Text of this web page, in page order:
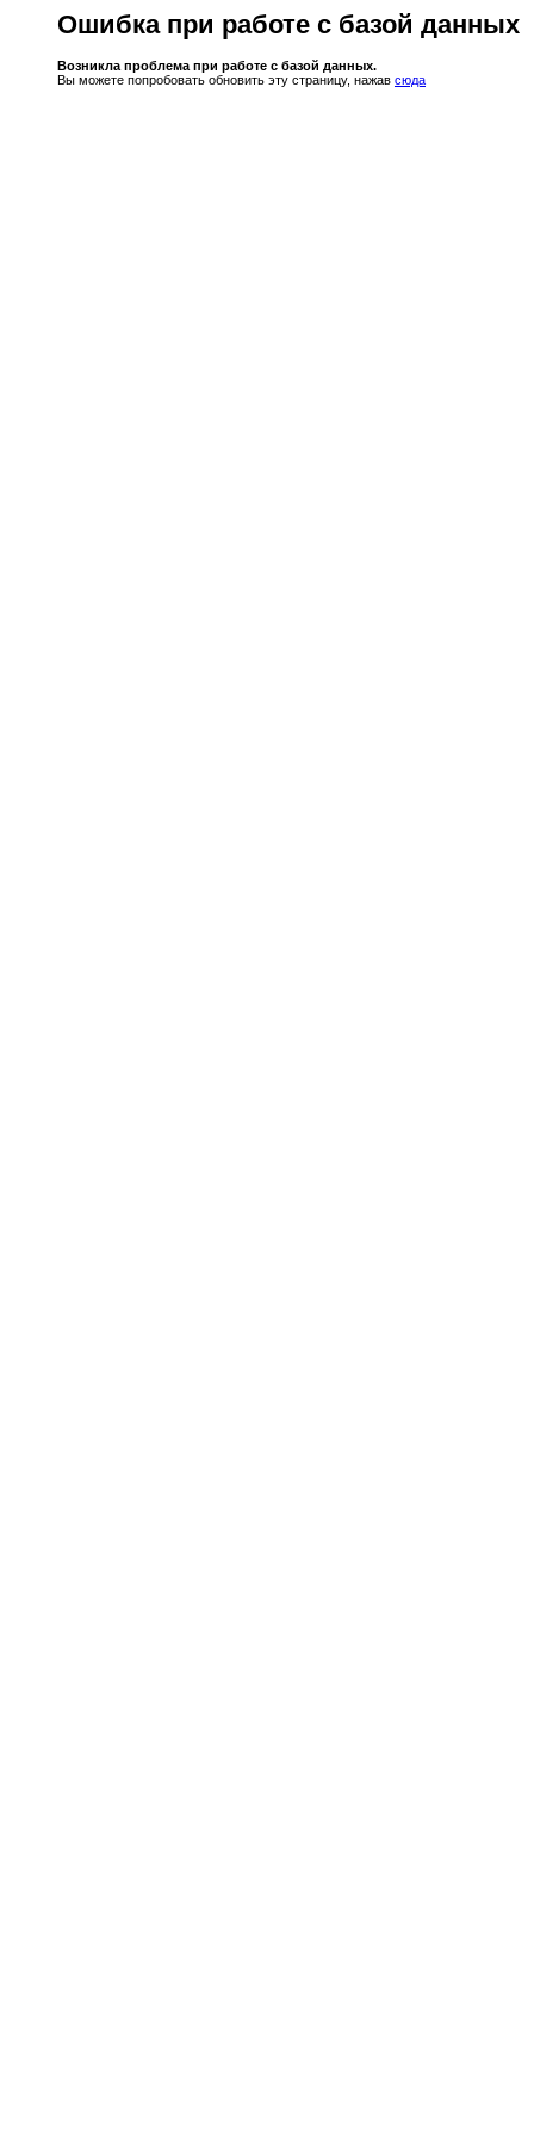
Ошибка при работе с базой данных
Возникла проблема при работе с базой данных.
Вы можете попробовать обновить эту страницу, нажав сюда